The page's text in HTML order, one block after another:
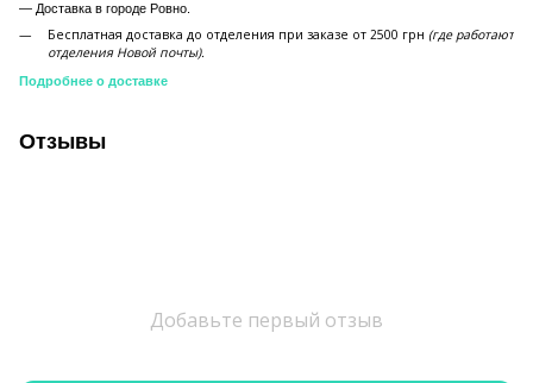
— Доставка в городе Ровно.
Бесплатная доставка до отделения при заказе от 2500 грн (где работают
отделения Новой почты).
Подробнее о доставке
Отзывы
Добавьте первый отзыв